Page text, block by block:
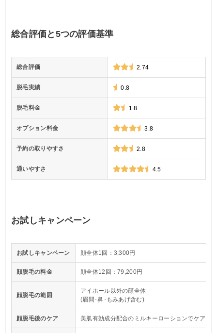
総合評価と5つの評価基準
総合評価 2.74
脱毛実績 0.8
脱毛料金 1.8
オプション料金 3.8
予約の取りやすさ 2.8
通いやすさ 4.5
お試しキャンペーン
お試しキャンペーン 顔全体1回：3,300円
顔脱毛の料金 顔全体12回：79,200円
顔脱毛の範囲
アイホール以外の顔全体
(眉間･鼻･もみあげ含む)
顔脱毛後のケア 美肌有効成分配合のミルキーローションでケア